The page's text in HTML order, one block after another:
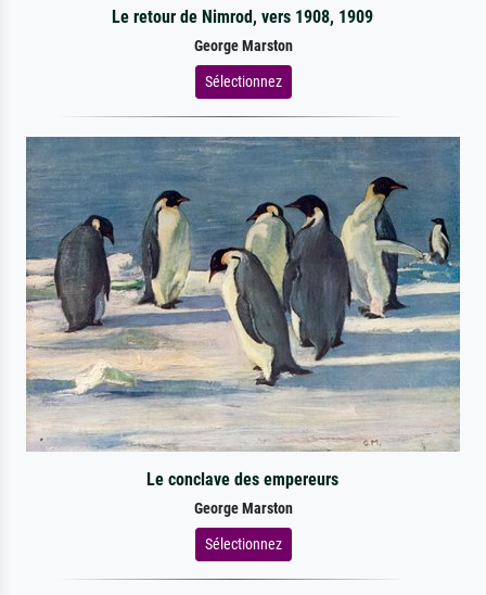
Le retour de Nimrod, vers 1908, 1909
George Marston
Sélectionnez
Le conclave des empereurs
George Marston
Sélectionnez